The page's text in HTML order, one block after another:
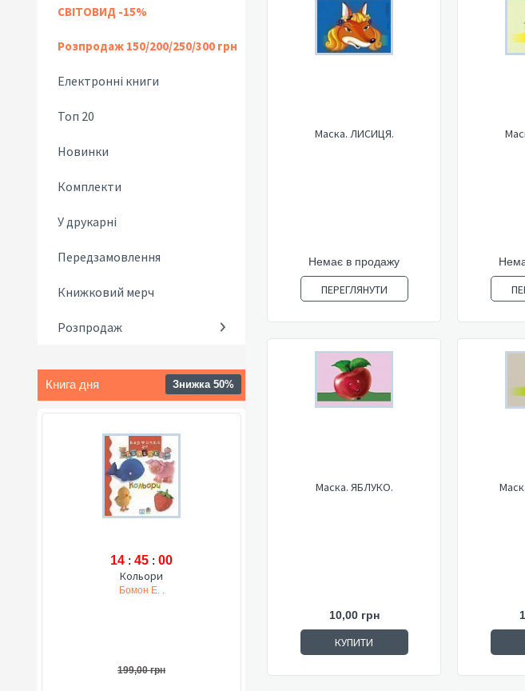
СВІТОВИД -15%
Розпродаж 150/200/250/300 грн
Електронні книги
Топ 20
Новинки
Комплекти
У друкарні
Передзамовлення
Книжковий мерч
Розпродаж
Книга дня Знижка 50%
14 : 44 : 58
Кольори
Бомон Е. .
199,00 грн
Маска. ЛИСИЦЯ.
Немає в продажу
ПЕРЕГЛЯНУТИ
Маска. ЯБЛУКО.
10,00 грн
КУПИТИ